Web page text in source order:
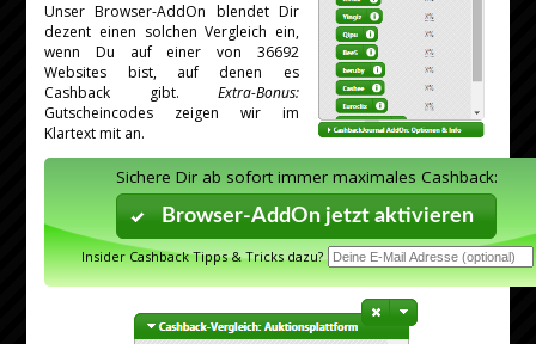
Unser Browser-AddOn blendet Dir
dezent einen solchen Vergleich ein,
wenn Du auf einer von 36692
Websites bist, auf denen es
Cashback gibt. Extra-Bonus:
Gutscheincodes zeigen wir im
Klartext mit an.
Sichere Dir ab sofort immer maximales Cashback:
Browser-AddOn jetzt aktivieren
Insider Cashback Tipps & Tricks dazu?